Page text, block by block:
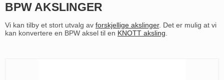
BPW AKSLINGER
Vi kan tilby et stort utvalg av forskjellige akslinger. Det er mulig at vi
kan konvertere en BPW aksel til en KNOTT aksling.